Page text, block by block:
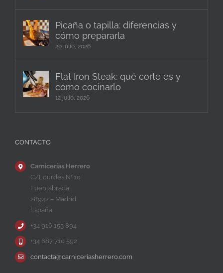
Picaña o tapilla: diferencias y
cómo prepararla
20 julio, 2026
Flat Iron Steak: qué corte es y
cómo cocinarlo
12 julio, 2026
CONTACTO
Carnicerías Herrero
C/Lourdes Nº10
Fuenlabrada
28942 – Madrid
España
+34 916 155 894
+34 687 710 592
contacta@carniceriasherrero.com